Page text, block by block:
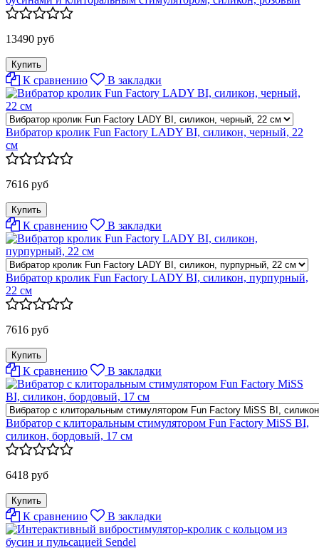
13490 руб
К сравнению В закладки
Вибратор кролик Fun Factory LADY BI, силикон, черный, 22
см
7616 руб
К сравнению В закладки
Вибратор кролик Fun Factory LADY BI, силикон, пурпурный,
22 см
7616 руб
К сравнению В закладки
Вибратор с клиторальным стимулятором Fun Factory MiSS BI,
силикон, бордовый, 17 см
6418 руб
К сравнению В закладки